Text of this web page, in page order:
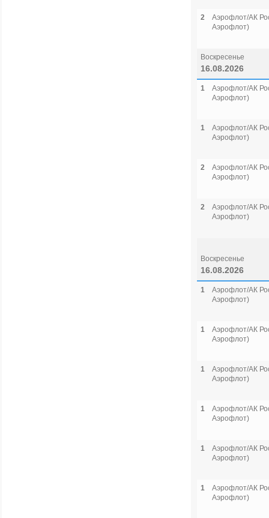
2
Аэрофлот/АК
Аэрофлот)
Воскресенье
16.08.2026
1
Аэрофлот/АК
Аэрофлот)
1
Аэрофлот/АК
Аэрофлот)
2
Аэрофлот/АК
Аэрофлот)
2
Аэрофлот/АК
Аэрофлот)
Воскресенье
16.08.2026
1
Аэрофлот/АК
Аэрофлот)
1
Аэрофлот/АК
Аэрофлот)
1
Аэрофлот/АК
Аэрофлот)
1
Аэрофлот/АК
Аэрофлот)
1
Аэрофлот/АК
Аэрофлот)
1
Аэрофлот/АК
Аэрофлот)